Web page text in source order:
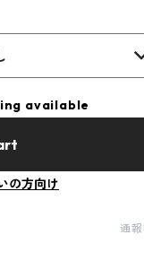
available
の方向け
通報